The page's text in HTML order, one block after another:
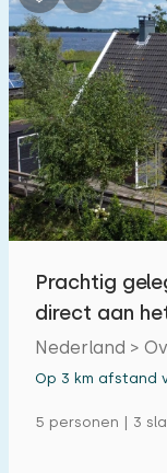
Prachtig
direct aan
Nederland >
Op 3 km afstand
5 personen | 3